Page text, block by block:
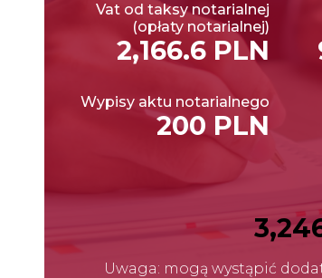
Vat od taksy notarialnej
(opłaty notarialnej)
2,166.6 PLN
Wypisy aktu notarialnego
200 PLN
Uwaga: mogą wystąpić